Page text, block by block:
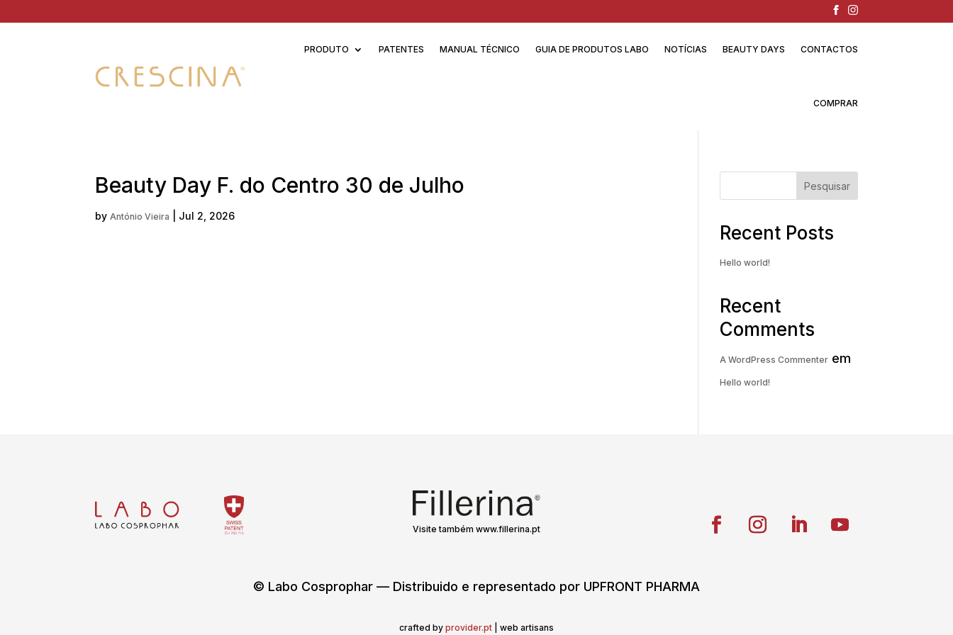
PRODUTO PATENTES MANUAL TÉCNICO GUIA DE PRODUTOS LABO NOTÍCIAS BEAUTY DAYS CONTACTOS
COMPRAR
Beauty Day F. do Centro 30 de Julho
by António Vieira Jul 2, 2026
Pesquisar
Recent Posts
Hello world!
Recent
Comments
A WordPress Commenter em
Hello world!
Visite também www.fillerina.pt
© Labo Cosprophar — Distribuido e representado por UPFRONT PHARMA
crafted by provider.pt | web artisans